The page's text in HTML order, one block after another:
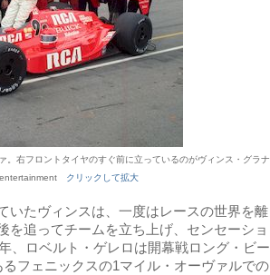
右フロントタイヤのすぐ前に立っているのがヴィンス・グラナ
クリックして拡大
たヴィンスは、一度はレースの世界を離
を追ってチームを立ち上げ、センセーショ
、ロベルト・ゲレロは開幕戦ロング・ビー
フェニックスの1マイル・オーヴァルでの